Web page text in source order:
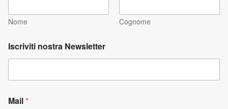
Nome Cognome
Iscriviti nostra Newsletter
Mail*